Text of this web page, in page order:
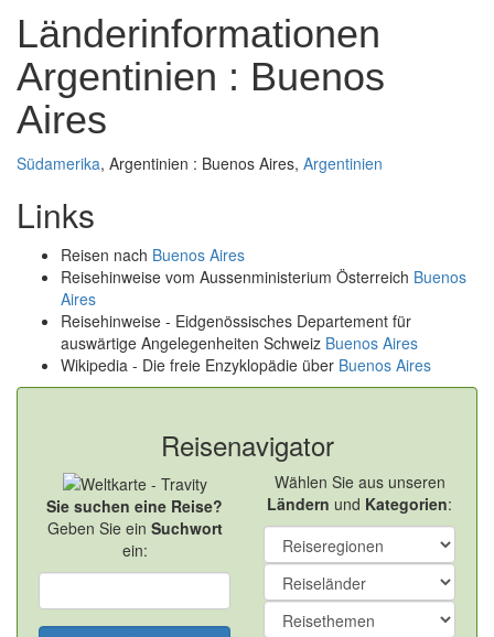
Länderinformationen
Argentinien : Buenos
Aires
Südamerika, Argentinien : Buenos Aires, Argentinien
Links
Reisen nach Buenos Aires
Reisehinweise vom Aussenministerium Österreich Buenos
Aires
Reisehinweise - Eidgenössisches Departement für
auswärtige Angelegenheiten Schweiz Buenos Aires
Wikipedia - Die freie Enzyklopädie über Buenos Aires
Reisenavigator
Sie suchen eine Reise?
Geben Sie ein Suchwort
ein:
Wählen Sie aus unseren
Ländern und Kategorien: